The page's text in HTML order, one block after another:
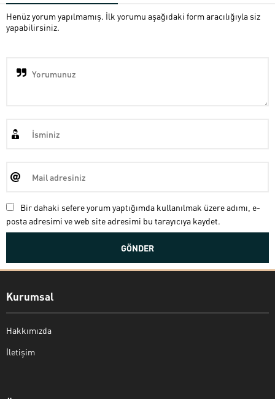
Henüz yorum yapılmamış. İlk yorumu aşağıdaki form aracılığıyla siz
yapabilirsiniz.
Bir dahaki sefere yorum yaptığımda kullanılmak üzere adımı, e-
posta adresimi ve web site adresimi bu tarayıcıya kaydet.
Kurumsal
Hakkımızda
İletişim